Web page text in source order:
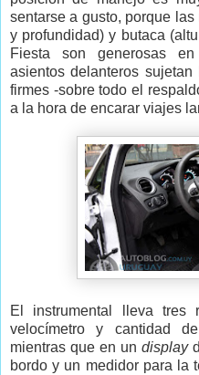
sentarse a gusto, porque
y profundidad) y butaca
Fiesta son generosas
asientos delanteros
firmes -sobre todo el
a la hora de encarar viajes
El instrumental lleva tres
velocímetro y cantidad
mientras que en un display
bordo y un medidor para la